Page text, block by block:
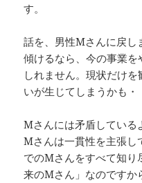
す。
話を、男性Mさんに戻し
傾けるなら、今の事業
しれません。現状だけ
いが生じてしまうかも・
Mさんには矛盾している
Mさんは一貫性を主張し
でのMさんをすべて知り
来のMさん」なのですか